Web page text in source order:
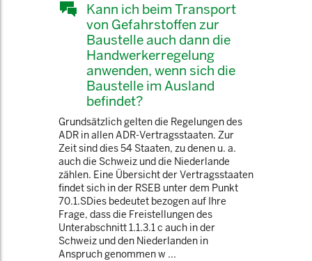
Kann ich beim Transport
von Gefahrstoffen zur
Baustelle auch dann die
Handwerkerregelung
anwenden, wenn sich die
Baustelle im Ausland
befindet?
Grundsätzlich gelten die Regelungen des
ADR in allen ADR-Vertragsstaaten. Zur
Zeit sind dies 54 Staaten, zu denen u. a.
auch die Schweiz und die Niederlande
zählen. Eine Übersicht der Vertragsstaaten
findet sich in der RSEB unter dem Punkt
70.1.SDies bedeutet bezogen auf Ihre
Frage, dass die Freistellungen des
Unterabschnitt 1.1.3.1 c auch in der
Schweiz und den Niederlanden in
Anspruch genommen w ...